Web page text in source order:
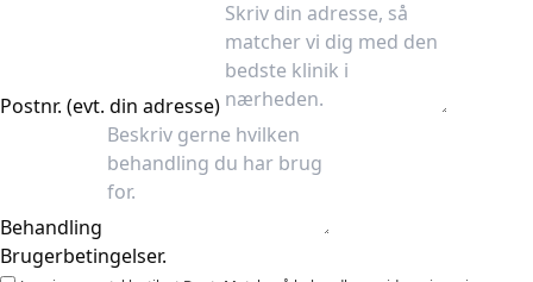
Postnr. (evt. din adresse)
Behandling
Brugerbetingelser.